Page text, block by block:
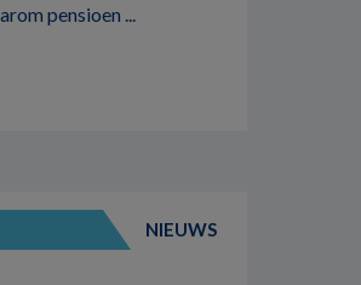
pensioen ...
NIEUWS